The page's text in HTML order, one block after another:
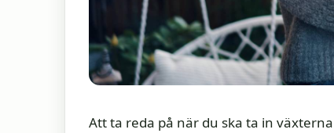
Att ta reda på när du ska ta in